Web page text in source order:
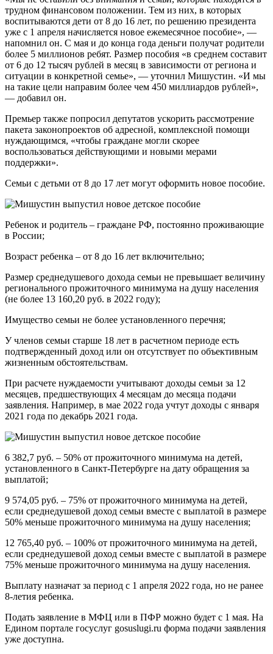
трудном финансовом положении. Тем из них, в которых
воспитываются дети от 8 до 16 лет, по решению президента
уже с 1 апреля начисляется новое ежемесячное пособие», —
напомнил он. С мая и до конца года деньги получат родители
более 5 миллионов ребят. Размер пособия «в среднем составит
от 6 до 12 тысяч рублей в месяц в зависимости от региона и
ситуации в конкретной семье», — уточнил Мишустин. «И мы
на такие цели направим более чем 450 миллиардов рублей»,
— добавил он.
Премьер также попросил депутатов ускорить рассмотрение
пакета законопроектов об адресной, комплексной помощи
нуждающимся, «чтобы граждане могли скорее
воспользоваться действующими и новыми мерами
поддержки».
Cемьи с детьми от 8 до 17 лет могут оформить новое пособие.
Ребенок и родитель – граждане РФ, постоянно проживающие
в России;
Возраст ребенка – от 8 до 16 лет включительно;
Размер среднедушевого дохода семьи не превышает величину
регионального прожиточного минимума на душу населения
(не более 13 160,20 руб. в 2022 году);
Имущество семьи не более установленного перечня;
У членов семьи старше 18 лет в расчетном периоде есть
подтвержденный доход или он отсутствует по объективным
жизненным обстоятельствам.
При расчете нуждаемости учитывают доходы семьи за 12
месяцев, предшествующих 4 месяцам до месяца подачи
заявления. Например, в мае 2022 года учтут доходы с января
2021 года по декабрь 2021 года.
6 382,7 руб. – 50% от прожиточного минимума на детей,
установленного в Санкт‑Петербурге на дату обращения за
выплатой;
9 574,05 руб. – 75% от прожиточного минимума на детей,
если среднедушевой доход семьи вместе с выплатой в размере
50% меньше прожиточного минимума на душу населения;
12 765,40 руб. – 100% от прожиточного минимума на детей,
если среднедушевой доход семьи вместе с выплатой в размере
75% меньше прожиточного минимума на душу населения.
Выплату назначат за период с 1 апреля 2022 года, но не ранее
8-летия ребенка.
Подать заявление в МФЦ или в ПФР можно будет с 1 мая. На
Едином портале госуслуг gosuslugi.ru форма подачи заявления
уже доступна.